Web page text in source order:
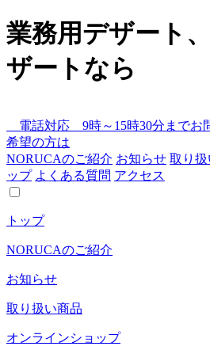
業務用デザート
ザートなら
電話対応 9時～15時30分までお
希望の方は
NORUCAのご紹介 お知らせ 取り
ップ よくある質問 アクセス
トップ
NORUCAのご紹介
お知らせ
取り扱い商品
オンラインショップ